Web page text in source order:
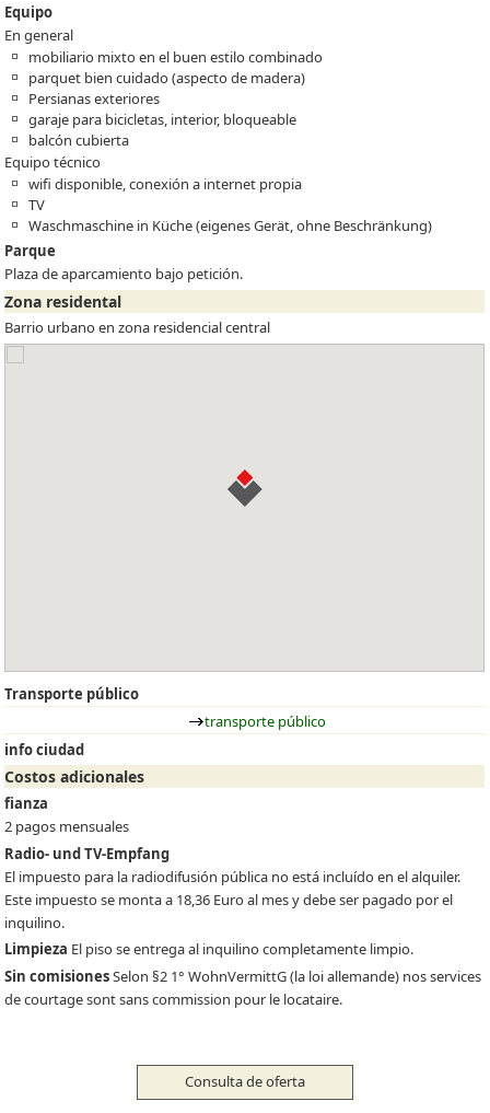
Equipo
En general
mobiliario mixto en el buen estilo combinado
parquet bien cuidado (aspecto de madera)
Persianas exteriores
garaje para bicicletas, interior, bloqueable
balcón cubierta
Equipo técnico
wifi disponible, conexión a internet propia
TV
Waschmaschine in Küche (eigenes Gerät, ohne Beschränkung)
Parque
Plaza de aparcamiento bajo petición.
Zona residental
Barrio urbano en zona residencial central
Transporte público
transporte público
info ciudad
Costos adicionales
fianza
2 pagos mensuales
Radio- und TV-Empfang
El impuesto para la radiodifusión pública no está incluído en el alquiler.
Este impuesto se monta a 18,36 Euro al mes y debe ser pagado por el
inquilino.
Limpieza El piso se entrega al inquilino completamente limpio.
Sin comisionesSelon §2 1° WohnVermittG (la loi allemande) nos services
de courtage sont sans commission pour le locataire.
Consulta de oferta